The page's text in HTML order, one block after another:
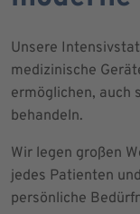
Unsere
medizinische
ermöglichen, auch
behandeln.
Wir legen großen
jedes Patienten
persönliche